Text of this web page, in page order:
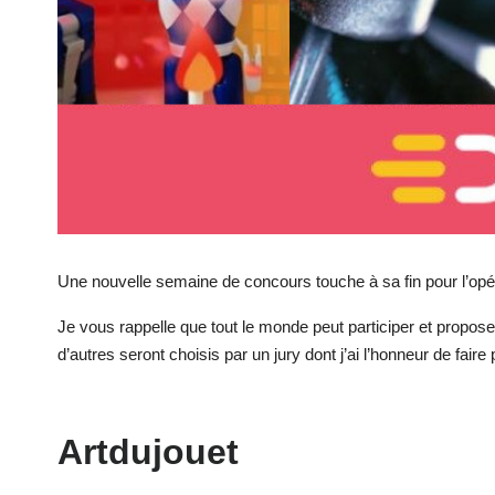
Une nouvelle semaine de concours touche à sa fin pour
Je vous rappelle que tout le monde peut participer et
d’autres seront choisis par un jury dont j’ai l’honneur de faire
Artdujouet